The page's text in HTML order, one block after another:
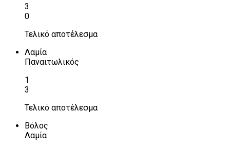
3
0
Τελικό αποτέλεσμα
Λαμία
Παναιτωλικός
1
3
Τελικό αποτέλεσμα
Βόλος
Λαμία